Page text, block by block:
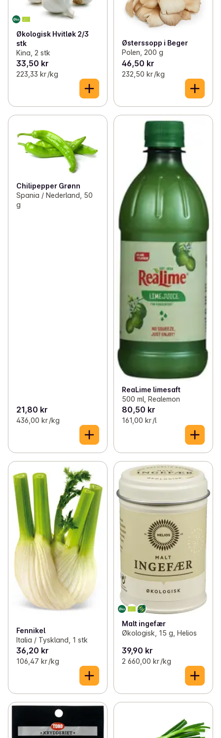
Økologisk Hvitløk 2/3
stk
Kina, 2 stk
33,50 kr
223,33 kr /kg
Østerssopp i Beger
Polen, 200 g
46,50 kr
232,50 kr /kg
Chilipepper Grønn
Spania / Nederland, 50
g
21,80 kr
436,00 kr /kg
ReaLime limesaft
500 ml, Realemon
80,50 kr
161,00 kr /l
Fennikel
Italia / Tyskland, 1 stk
36,20 kr
106,47 kr /kg
Malt ingefær
Økologisk, 15 g, Helios
39,90 kr
2 660,00 kr /kg